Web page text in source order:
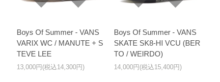
Boys Of Summer - VANS
VARIX WC / MANUTE + S
TEVE LEE
13,000円(税込14,300円)
Boys Of Summer - VANS
SKATE SK8-HI VCU (BER
TO / WEIRDO)
14,000円(税込15,400円)